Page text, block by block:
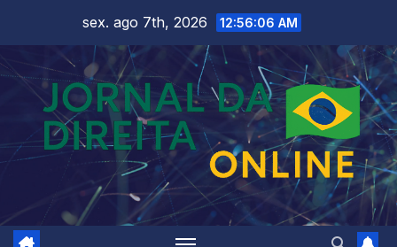
content
sex. ago 7th, 2026 12:56:08 AM